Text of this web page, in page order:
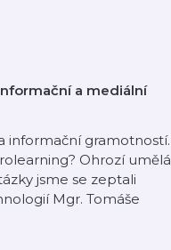
a mediální
informační gramotností.
Ohrozí umělá
jsme se zeptali
Mgr. Tomáše